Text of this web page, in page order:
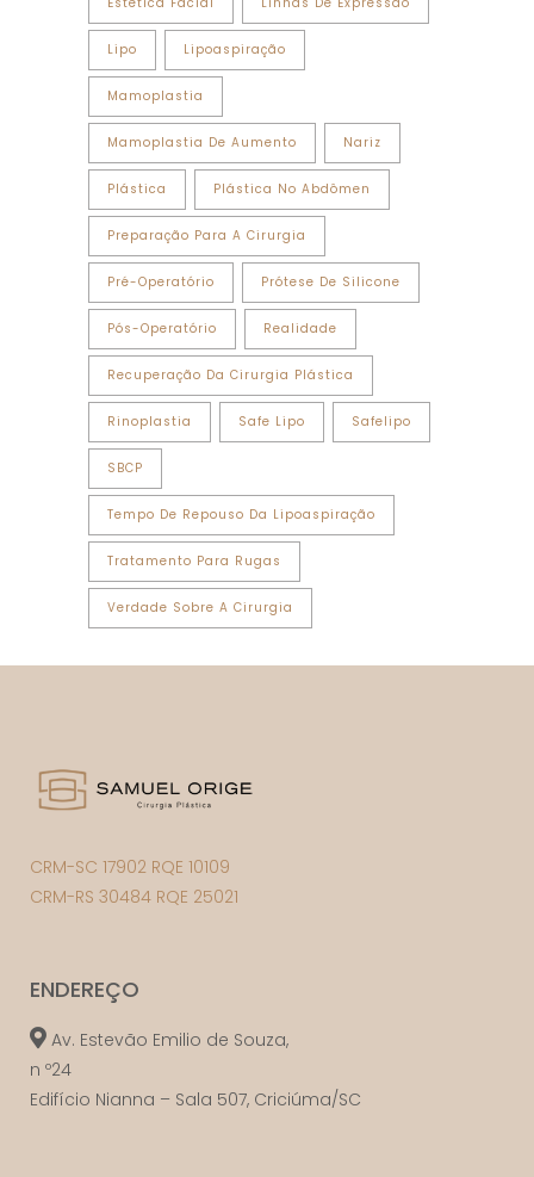
Lipo Lipoaspiração
Mamoplastia
Mamoplastia De Aumento Nariz
Plástica Plástica No Abdômen
Preparação Para A Cirurgia
Pré-Operatório Prótese De Silicone
Pós-Operatório Realidade
Recuperação Da Cirurgia Plástica
Rinoplastia Safe Lipo Safelipo
SBCP
Tempo De Repouso Da Lipoaspiração
Tratamento Para Rugas
Verdade Sobre A Cirurgia
CRM-SC 17902 RQE 10109
CRM-RS 30484 RQE 25021
ENDEREÇO
Av. Estevão Emilio de Souza,
n º24
Edifício Nianna – Sala 507, Criciúma/SC